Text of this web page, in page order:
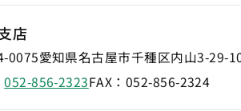
店
0075愛知県名古屋市千種区内山3-29-
052-856-2323FAX： 052-856-2324